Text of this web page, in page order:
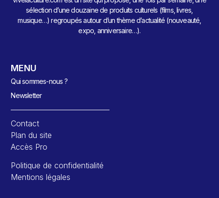
sélection d’une douzaine de produits culturels (films, livres,
musique…) regroupés autour d’un thème d’actualité (nouveauté,
expo, anniversaire…).
MENU
Qui sommes-nous ?
Newsletter
Contact
Plan du site
Accès Pro
Politique de confidentialité
Mentions légales